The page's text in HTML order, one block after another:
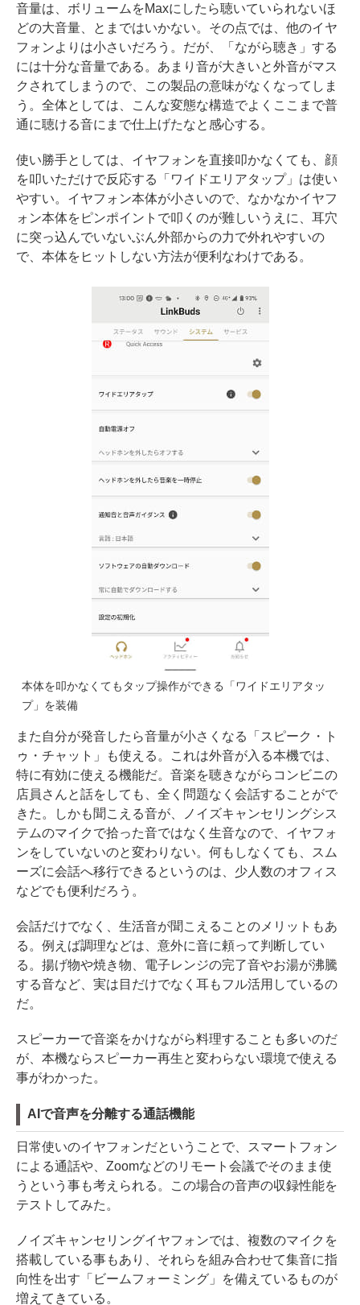
音量は、ボリュームをMaxにしたら聴いていられないほ
どの大音量、とまではいかない。その点では、他のイヤ
フォンよりは小さいだろう。だが、「ながら聴き」する
には十分な音量である。あまり音が大きいと外音がマス
クされてしまうので、この製品の意味がなくなってしま
う。全体としては、こんな変態な構造でよくここまで普
通に聴ける音にまで仕上げたなと感心する。
使い勝手としては、イヤフォンを直接叩かなくても、顔
を叩いただけで反応する「ワイドエリアタップ」は使い
やすい。イヤフォン本体が小さいので、なかなかイヤフ
ォン本体をピンポイントで叩くのが難しいうえに、耳穴
に突っ込んでいないぶん外部からの力で外れやすいの
で、本体をヒットしない方法が便利なわけである。
本体を叩かなくてもタップ操作ができる「ワイドエリアタッ
プ」を装備
また自分が発音したら音量が小さくなる「スピーク・ト
ゥ・チャット」も使える。これは外音が入る本機では、
特に有効に使える機能だ。音楽を聴きながらコンビニの
店員さんと話をしても、全く問題なく会話することがで
きた。しかも聞こえる音が、ノイズキャンセリングシス
テムのマイクで拾った音ではなく生音なので、イヤフォ
ンをしていないのと変わりない。何もしなくても、スム
ーズに会話へ移行できるというのは、少人数のオフィス
などでも便利だろう。
会話だけでなく、生活音が聞こえることのメリットもあ
る。例えば調理などは、意外に音に頼って判断してい
る。揚げ物や焼き物、電子レンジの完了音やお湯が沸騰
する音など、実は目だけでなく耳もフル活用しているの
だ。
スピーカーで音楽をかけながら料理することも多いのだ
が、本機ならスピーカー再生と変わらない環境で使える
事がわかった。
AIで音声を分離する通話機能
日常使いのイヤフォンだということで、スマートフォン
による通話や、Zoomなどのリモート会議でそのまま使
うという事も考えられる。この場合の音声の収録性能を
テストしてみた。
ノイズキャンセリングイヤフォンでは、複数のマイクを
搭載している事もあり、それらを組み合わせて集音に指
向性を出す「ビームフォーミング」を備えているものが
増えてきている。